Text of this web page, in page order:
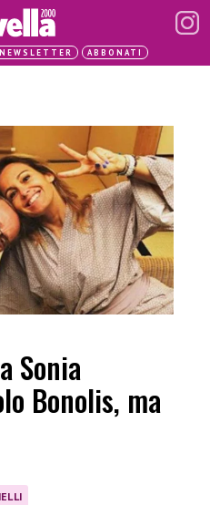
NEWSLETTER ABBONATI
Sonia
Bonolis, ma